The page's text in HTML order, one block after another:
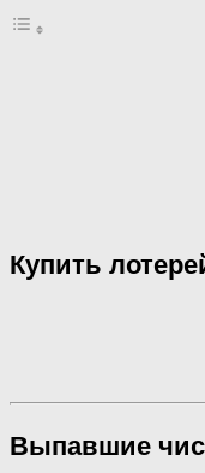
Купить
Выпавшие